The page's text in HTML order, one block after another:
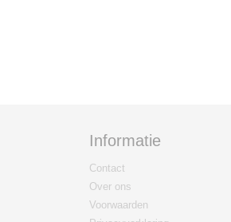
Informatie
Contact
Over ons
Voorwaarden